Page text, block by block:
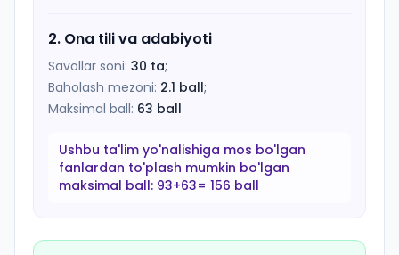
2. Ona tili va adabiyoti
Savollar soni: 30 ta;
Baholash mezoni: 2.1 ball;
Maksimal ball: 63 ball
Ushbu ta'lim yo'nalishiga mos bo'lgan
fanlardan to'plash mumkin bo'lgan
maksimal ball: 93+63= 156 ball